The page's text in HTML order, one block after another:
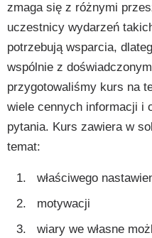
zmaga się z różnymi
uczestnicy wydarzeń
potrzebują wsparcia,
wspólnie z
przygotowaliśmy kurs na
wiele cennych informacji i
pytania. Kurs zawiera w
temat:
właściwego
motywacji
wiary we własne